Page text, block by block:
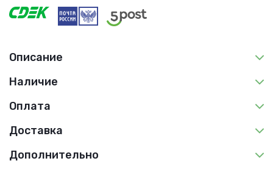
Описание
Наличие
Оплата
Доставка
Дополнительно